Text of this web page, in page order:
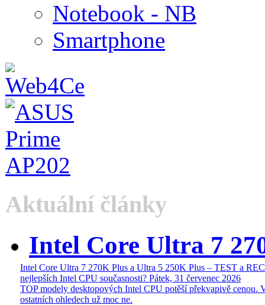
Notebook - NB
Smartphone
Aktuální články
Intel Core Ultra 7
Intel Core Ultra 7 270K Plus a Ultra 5 250K Plus – TEST a
nejlepších Intel CPU současnosti? Pátek, 31 červenec 2026
TOP modely desktopových Intel CPU potěší překvapivě cenou.
ostatních ohledech už moc ne.